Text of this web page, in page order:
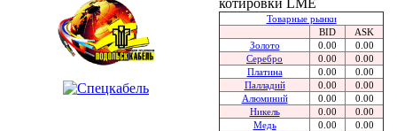
котировки LME
Товарные рынки
BID
ASK
Золото
0.00
0.00
Серебро
0.00
0.00
Платина
0.00
0.00
Палладий
0.00
0.00
Алюминий
0.00
0.00
Никель
0.00
0.00
Медь
0.00
0.00